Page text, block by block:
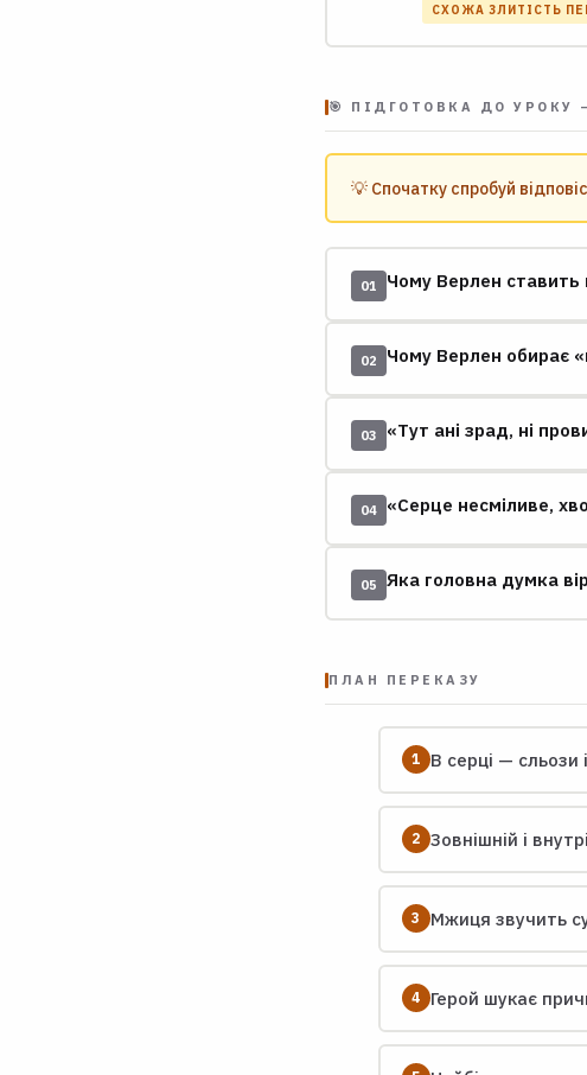
СХОЖА ЗЛИТІСТЬ
🎯 ПІДГОТОВКА ДО УРОКУ
💡 Спочатку спробуй
01 Чому Верлен ставить
02 Чому Верлен обирає
03 «Тут ані зрад, ні
04 «Серце несміливе,
05 Яка головна думка
ПЛАН ПЕРЕКАЗУ
В серці — сльози
Зовнішній і
Мжиця звучить
Герой шукає